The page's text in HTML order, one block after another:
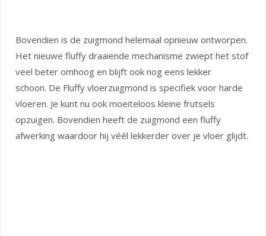
Bovendien is de zuigmond helemaal opnieuw ontworpen.
Het nieuwe fluffy draaiende mechanisme zwiept het stof
veel beter omhoog en blijft ook nog eens lekker
schoon. De Fluffy vloerzuigmond is specifiek voor harde
vloeren. Je kunt nu ook moeiteloos kleine frutsels
opzuigen. Bovendien heeft de zuigmond een fluffy
afwerking waardoor hij véél lekkerder over je vloer glijdt.